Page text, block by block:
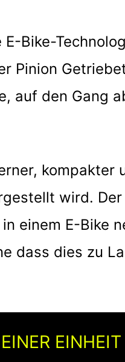
Bike-
Pinion
auf den Gang
kompakter
wird.
einem E-Bike
dass dies zu
EINHEIT